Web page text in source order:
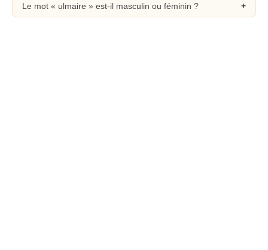
Le mot « ulmaire » est-il masculin ou féminin ?